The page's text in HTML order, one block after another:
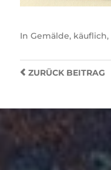
In Gemälde, käuflich,
ZURÜCKBEITRAG